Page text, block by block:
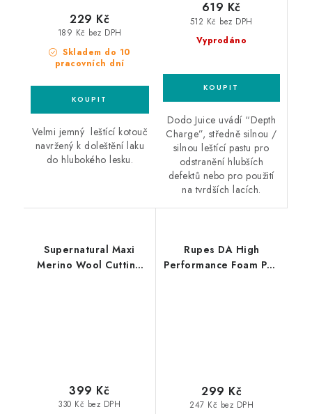
Skladem do 10
pracovních dní
189 Kč bez DPH
229 Kč
Velmi jemný leštící kotouč
navržený k doleštění laku
do hlubokého lesku.
Vyprodáno
512 Kč bez DPH
619 Kč
Dodo Juice uvádí “Depth
Charge”, středně silnou /
silnou leštící pastu pro
odstranění hlubších
defektů nebo pro použití
na tvrdších lacích.
Supernatural Maxi
Merino Wool Cutting
330 Kč bez DPH
399 Kč
Rupes DA High
Performance Foam Pad
247 Kč bez DPH
299 Kč